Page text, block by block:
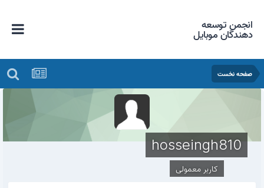
انجمن توسعه
دهندگان موبایل
صفحه نخست
hosseingh810
کاربر معمولی